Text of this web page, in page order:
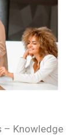
– Knowledge